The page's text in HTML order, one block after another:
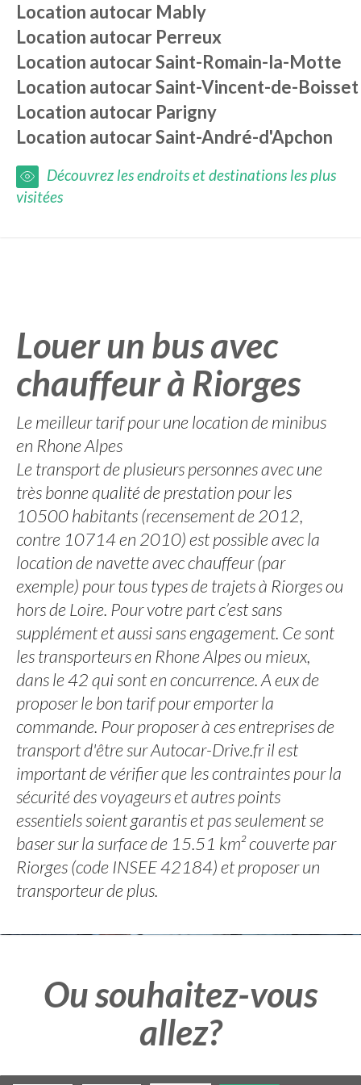
Location autocar Mably
Location autocar Perreux
Location autocarSaint-Romain-la-Motte
Location autocarSaint-Vincent-de-Boisset
Location autocar Parigny
Location autocarSaint-André-d'Apchon
Découvrez les endroits et destinations les plus
visitées
Louer un bus avec
chauffeur à Riorges
Le meilleur tarif pour une location de minibus
en Rhone Alpes
Le transport de plusieurs personnes avec une
très bonne qualité de prestation pour les
10500 habitants (recensement de 2012,
contre 10714 en 2010) est possible avec la
location de navette avec chauffeur (par
exemple) pour tous types de trajets à Riorges ou
hors de Loire. Pour votre part c’est sans
supplément et aussi sans engagement. Ce sont
les transporteurs en Rhone Alpes ou mieux,
dans le 42 qui sont en concurrence. A eux de
proposer le bon tarif pour emporter la
commande. Pour proposer à ces entreprises de
transport d'être sur Autocar-Drive.fr il est
important de vérifier que les contraintes pour la
sécurité des voyageurs et autres points
essentiels soient garantis et pas seulement se
baser sur la surface de 15.51 km² couverte par
Riorges (code INSEE 42184) et proposer un
transporteur de plus.
Ou souhaitez-vous
allez?